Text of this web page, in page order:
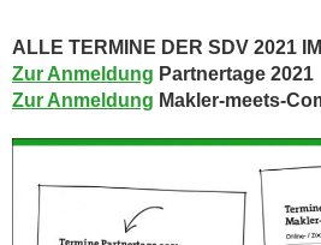
ALLE TERMINE DER SDV 2021
Zur Anmeldung Partnertage 2021
Zur Anmeldung Makler-meets-